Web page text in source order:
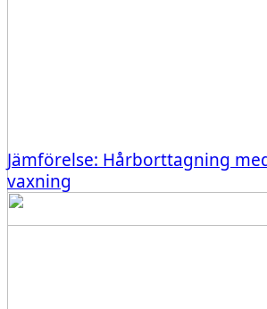
Jämförelse: Hårborttagning
vaxning